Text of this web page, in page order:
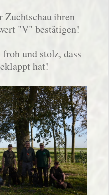
Zuchtschau ihren
"V" bestätigen!
und stolz, dass
hat!